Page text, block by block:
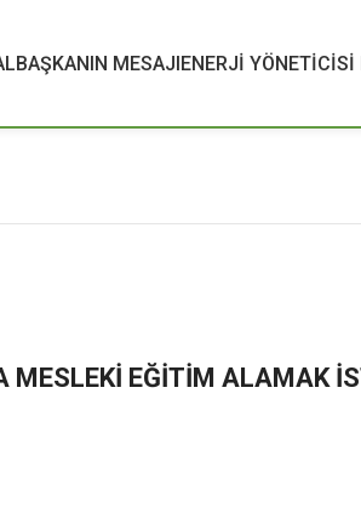
BAŞKANIN MESAJIENERJI
EĞİTİM ALAMAK